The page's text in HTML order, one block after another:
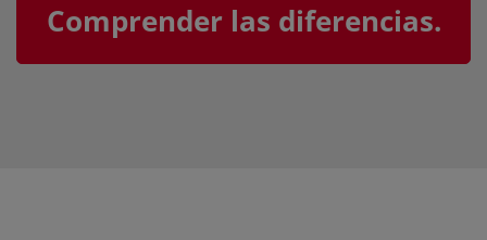
Comprender las diferencias.